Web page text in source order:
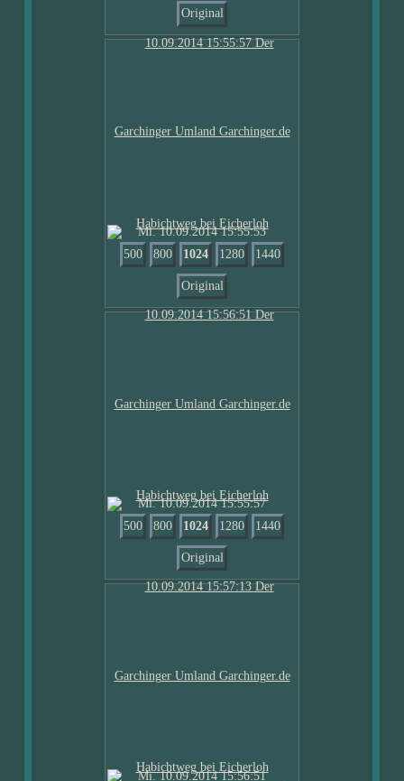
Original
Mi. 10.09.2014 15:55:53
500
800 1024 1280 1440
Original
Mi. 10.09.2014 15:55:57
500
800 1024 1280 1440
Original
Mi. 10.09.2014 15:56:51